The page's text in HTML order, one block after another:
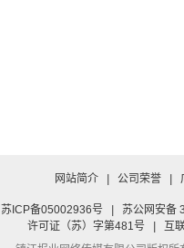
网站简介 公司荣誉
苏ICP备05002936号 苏公网安备
许可证（苏）字第481号
互